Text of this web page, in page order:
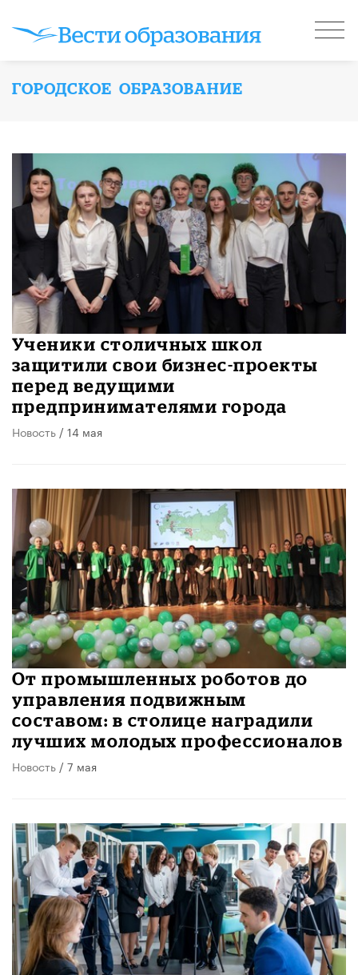
ГОРОДСКОЕ ОБРАЗОВАНИЕ
​Ученики столичных школ
защитили свои бизнес-проекты
перед ведущими
предпринимателями города
Новость / 14 мая
От промышленных роботов до
управления подвижным
составом: в столице наградили
лучших молодых профессионалов
Новость / 7 мая